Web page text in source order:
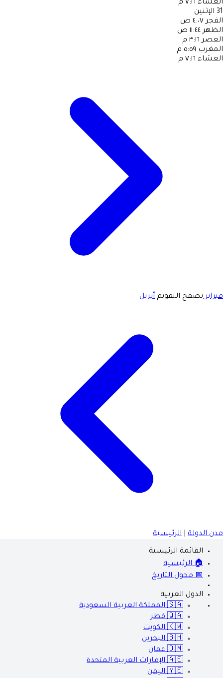
العشاء ٧:١٦ م
31 الإثنين
الفجر ٤:٠٧ ص
الظهر ١١:٤٤ ص
العصر ٣:١٦ م
المغرب ٥:٥٩ م
العشاء ٧:١٦ م
فبرايرتصفح التقويم أبريل
مدن الدولة الرئيسية
القائمة الرئيسية
🏠 الرئيسية
📅 محول التاريخ
الدول العربية
🇸🇦 المملكة العربية السعودية
🇶🇦 قطر
🇰🇼 الكويت
🇧🇭 البحرين
🇴🇲 عمان
🇦🇪 الإمارات العربية المتحدة
🇾🇪 اليمن